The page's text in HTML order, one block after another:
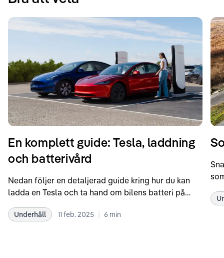
En komplett guide: Tesla, laddning
och batterivård
Nedan följer en detaljerad guide kring hur du kan
ladda en Tesla och ta hand om bilens batteri på
rekommendationer samt våra egna erfarenheter
Underhåll 11 feb. 2025 | 6 min